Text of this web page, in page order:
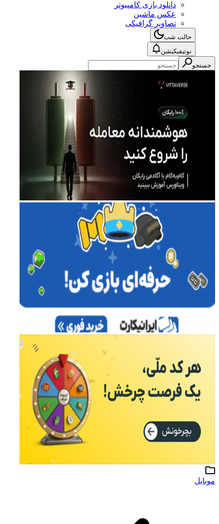
دانلود بازی کامپیوتر
عکس ماشین
تصاویر گرافیکی
حالت شب
نوتیفیکیشن
جستجو
موبایل